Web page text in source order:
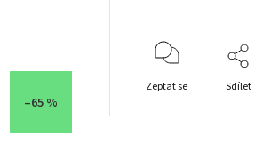
–65 %
Zeptat se Sdílet